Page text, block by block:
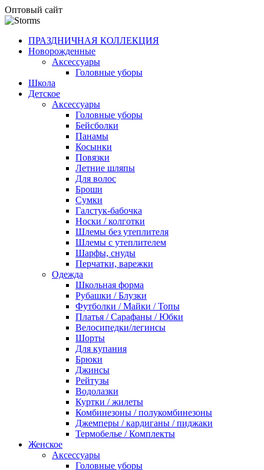
Оптовый сайт
ПРАЗДНИЧНАЯ КОЛЛЕКЦИЯ
Новорожденные
Аксессуары
Головные уборы
Школа
Детское
Аксессуары
Головные уборы
Бейсболки
Панамы
Косынки
Повязки
Летние шляпы
Для волос
Броши
Сумки
Галстук-бабочка
Носки / колготки
Шлемы без утеплителя
Шлемы с утеплителем
Шарфы, снуды
Перчатки, варежки
Одежда
Школьная форма
Рубашки / Блузки
Футболки / Майки / Топы
Платья / Сарафаны / Юбки
Велосипедки/легинсы
Шорты
Для купания
Брюки
Джинсы
Рейтузы
Водолазки
Куртки / жилеты
Комбинезоны / полукомбинезоны
Джемперы / кардиганы / пиджаки
Термобелье / Комплекты
Женское
Аксессуары
Головные уборы